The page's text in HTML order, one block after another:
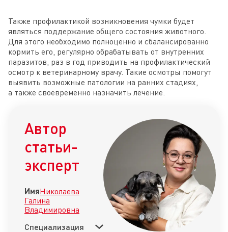
Также профилактикой возникновения чумки будет
являться поддержание общего состояния животного.
Для этого необходимо полноценно и сбалансированно
кормить его, регулярно обрабатывать от внутренних
паразитов, раз в год приводить на профилактический
осмотр к ветеринарному врачу. Такие осмотры помогут
выявить возможные патологии на ранних стадиях,
а также своевременно назначить лечение.
Автор
статьи-
эксперт
ИмяНиколаева
Галина
Владимировна
Специализация